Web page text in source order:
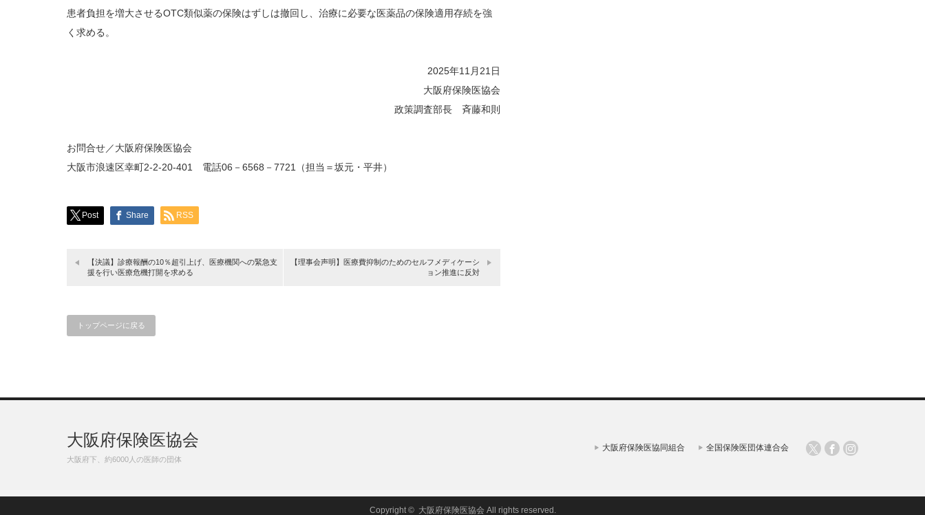
患者負担を増大させるOTC類似薬の保険はずしは撤回し、治療に必要な医薬品の保険適用存続を強
く求める。
2025年11月21日
大阪府保険医協会
政策調査部長 斉藤和則
お問合せ／大阪府保険医協会
大阪市浪速区幸町2-2-20-401 電話06－6568－7721（担当＝坂元・平井）
Post Share RSS
【決議】診療報酬の10％超引上げ、医療機関への緊急支
援を行い医療危機打開を求める
【理事会声明】医療費抑制のためのセルフメディケーシ
ョン推進に反対
トップページに戻る
大阪府保険医協会
大阪府下、約6000人の医師の団体
大阪府保険医協同組合 全国保険医団体連合会
Copyright © 大阪府保険医協会All rights reserved.